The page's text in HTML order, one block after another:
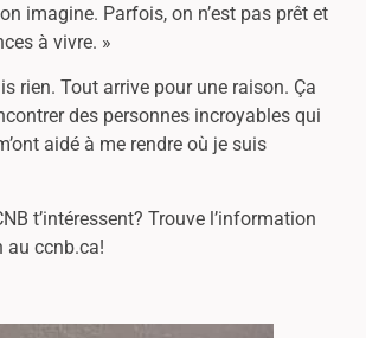
imagine. Parfois, on n’est pas prêt et
à vivre. »
rien. Tout arrive pour une raison. Ça
des personnes incroyables qui
aidé à me rendre où je suis
t’intéressent? Trouve l’information
au ccnb.ca!